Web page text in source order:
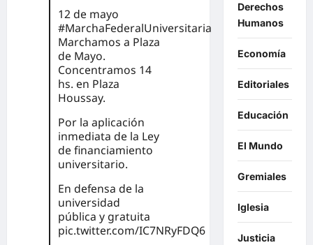
12 de mayo
#MarchaFederalUniversitaria
Marchamos a Plaza
de Mayo.
Concentramos 14
hs. en Plaza
Houssay.
Por la aplicación
inmediata de la Ley
de financiamiento
universitario.
En defensa de la
universidad
pública y gratuita
pic.twitter.com/IC7NRyFDQ6
Derechos
Humanos
Economía
Editoriales
Educación
El Mundo
Gremiales
Iglesia
Justicia